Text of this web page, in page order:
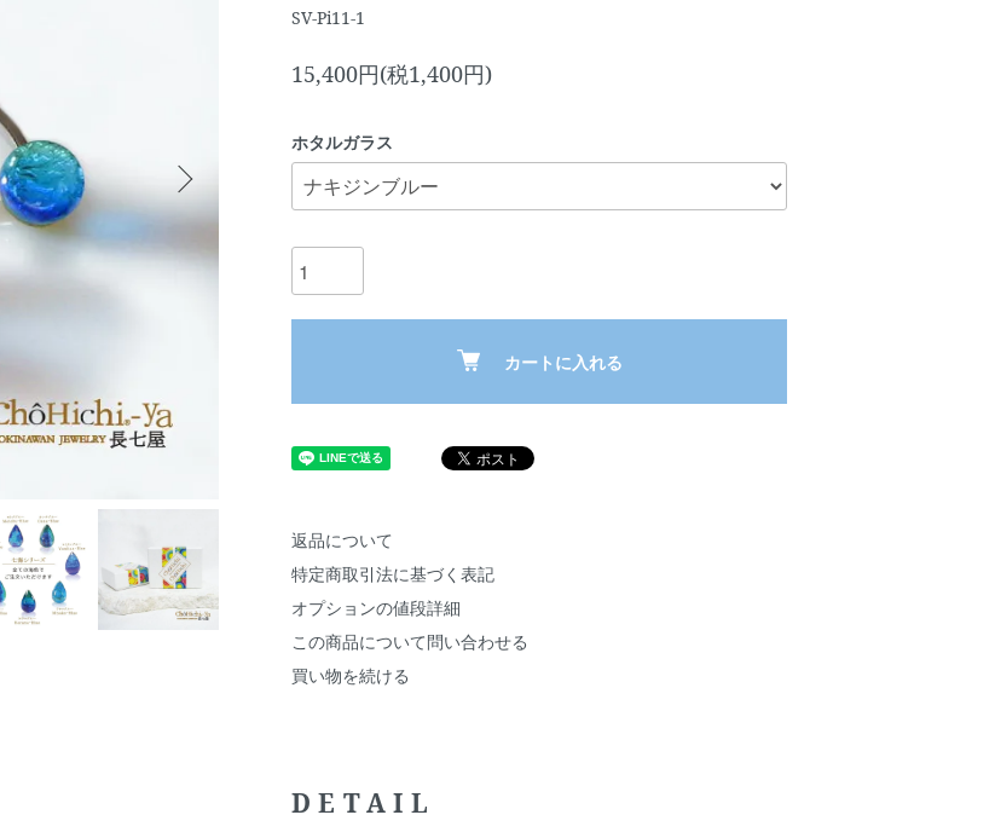
SV-Pi11-1
15,400円(税1,400円)
ホタルガラス
カートに入れる
返品について
特定商取引法に基づく表記
オプションの値段詳細
この商品について問い合わせる
買い物を続ける
DETAIL